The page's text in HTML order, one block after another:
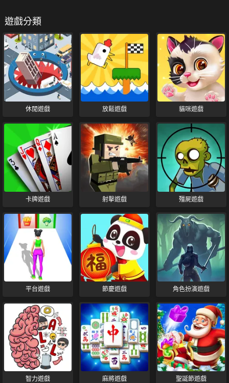
遊戲分類
休閒遊戲 放鬆遊戲 貓咪遊戲
卡牌遊戲 射擊遊戲 殭屍遊戲
平台遊戲 節慶遊戲 角色扮演遊戲
智力遊戲 麻將遊戲 聖誕節遊戲